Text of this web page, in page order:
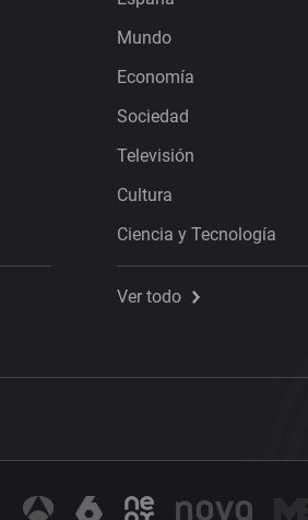
Mundo
Economía
Sociedad
Televisión
Cultura
Ciencia y Tecnología
Ver todo